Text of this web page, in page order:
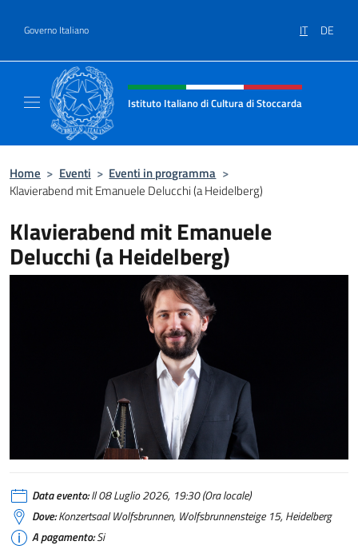
Governo Italiano IT DE
Intestazione sito, social e menù
Istituto Italiano di Cultura di Stoccarda
Home > Eventi > Eventi in programma >
Klavierabend mit Emanuele Delucchi (a Heidelberg)
Klavierabend mit Emanuele
Delucchi (a Heidelberg)
Data evento:Il 08 Luglio 2026, 19:30 (Ora locale)
Dove:Konzertsaal Wolfsbrunnen, Wolfsbrunnensteige 15, Heidelberg
A pagamento:Si